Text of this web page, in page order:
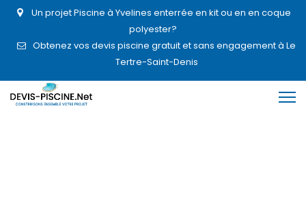
Un projet Piscine à Yvelines enterrée en kit ou en en coque
polyester?
Obtenez vos devis piscine gratuit et sans engagement à Le
Tertre-Saint-Denis